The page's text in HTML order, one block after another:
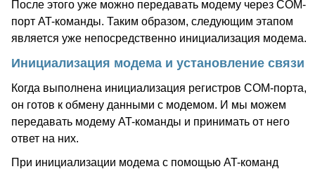
После этого уже можно передавать модему через COM-
порт AT-команды. Таким образом, следующим этапом
является уже непосредственно инициализация модема.
Инициализация модема и установление связи
Когда выполнена инициализация регистров COM-порта,
он готов к обмену данными с модемом. И мы можем
передавать модему AT-команды и принимать от него
ответ на них.
При инициализации модема с помощью AT-команд